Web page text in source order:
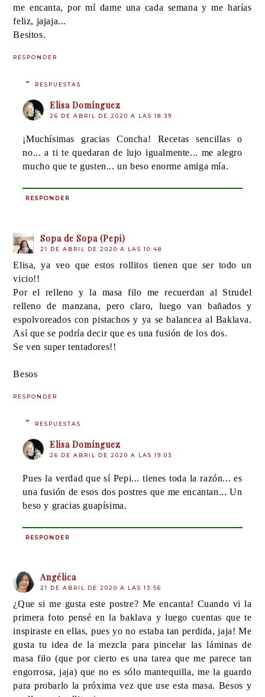
me encanta, por mí dame una cada semana y me harías
feliz, jajaja...
Besitos.
RESPONDER
RESPUESTAS
Elisa Domínguez
26 DE ABRIL DE 2020 A LAS 18:39
¡Muchísimas gracias Concha! Recetas sencillas o
no... a ti te quedaran de lujo igualmente... me alegro
mucho que te gusten... un beso enorme amiga mía.
RESPONDER
Sopa de Sopa (Pepi)
21 DE ABRIL DE 2020 A LAS 10:48
Elisa, ya veo que estos rollitos tienen que ser todo un
vicio!!
Por el relleno y la masa filo me recuerdan al Strudel
relleno de manzana, pero claro, luego van bañados y
espolvoreados con pistachos y ya se balancea al Baklava.
Así que se podría decir que es una fusión de los dos.
Se ven super tentadores!!
Besos
RESPONDER
RESPUESTAS
Elisa Domínguez
26 DE ABRIL DE 2020 A LAS 19:03
Pues la verdad que sí Pepi... tienes toda la razón... es
una fusión de esos dos postres que me encantan... Un
beso y gracias guapísima.
RESPONDER
Angélica
21 DE ABRIL DE 2020 A LAS 13:56
¿Que si me gusta este postre? Me encanta! Cuando vi la
primera foto pensé en la baklava y luego cuentas que te
inspiraste en ellas, pues yo no estaba tan perdida, jaja! Me
gusta tu idea de la mezcla para pincelar las láminas de
masa filo (que por cierto es una tarea que me parece tan
engorrosa, jaja) que no es sólo mantequilla, me la guardo
para probarlo la próxima vez que use esta masa. Besos y